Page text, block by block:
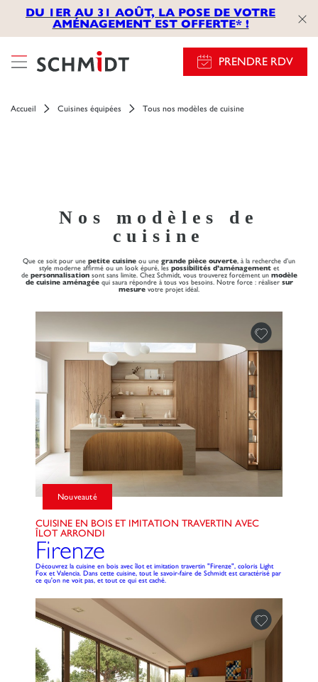
DU 1ER AU 31 AOÛT, LA POSE DE VOTRE
AMÉNAGEMENT EST OFFERTE* !
PRENDRE RDV
Accueil Cuisines équipées Tous nos modèles de cuisine
Nos modèles de
cuisine
Que ce soit pour une petite cuisine ou une grande pièce ouverte , à la recherche d’un
style moderne affirmé ou un look épuré, les possibilités d’aménagement et
de personnalisationsont sans limite. Chez Schmidt, vous trouverez forcément un modèle
de cuisine aménagéequi saura répondre à tous vos besoins. Notre force : réaliser sur
mesure votre projet idéal.
CUISINE EN BOIS ET IMITATION TRAVERTIN AVEC
ÎLOT ARRONDI
Nouveauté
Firenze
Découvrez la cuisine en bois avec îlot et imitation travertin "Firenze", coloris Light
Fox et Valencia. Dans cette cuisine, tout le savoir-faire de Schmidt est caractérisé par
ce qu'on ne voit pas, et tout ce qui est caché.